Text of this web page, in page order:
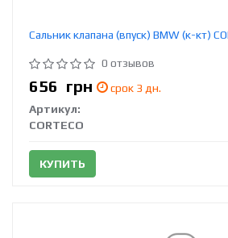
Сальник клапана (впуск) BMW (к-кт)
0 отзывов
656 грн
срок 3 дн.
Артикул:
CORTECO
КУПИТЬ